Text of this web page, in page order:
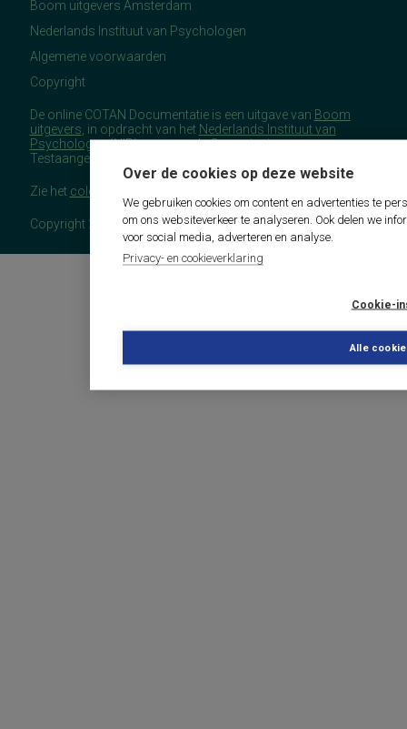
Over de cookies op deze website
We gebruiken cookies om content en advertenties te
om ons websiteverkeer te analyseren. Ook delen we
voor social media, adverteren en analyse.
Privacy- en cookieverklaring
Cookie-
Alle
Boom uitgevers Amsterdam
Nederlands Instituut van Psychologen
Algemene voorwaarden
Copyright
De online COTAN Documentatie is een uitgave van Boom
uitgevers , in opdracht van het Nederlands Instituut van
Psychologen(NIP), namens de Commissie
Testaangelegenheden Nederland (COTAN).
Zie het colofon
Copyright 2026 - COTAN Documentatie